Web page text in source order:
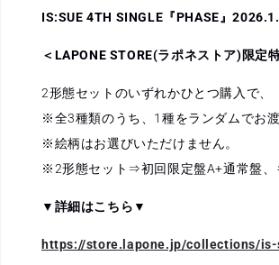
IS:SUE 4TH SINGLE『PHASE』
＜LAPONE STORE(ラポネストア)限定
2形態セットのいずれかひとつ購入で、
※全3種類のうち、1種をランダムでお
※絵柄はお選びいただけません。
※2形態セット⇒初回限定盤A+通常盤、
▼詳細はこちら▼
https://store.lapone.jp/collections/